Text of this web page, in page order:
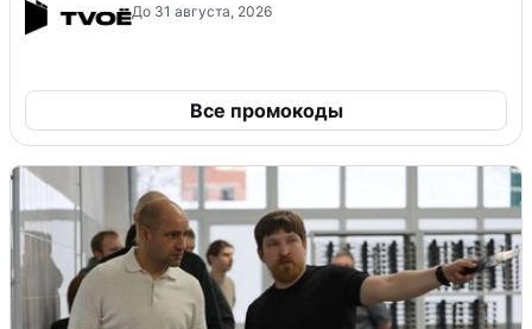
До 31 августа, 2026
Все промокоды